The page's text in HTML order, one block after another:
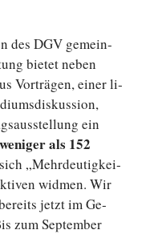
des DGV ge­mein­
bietet neben
Vor­trä­gen, einer li­
ein
als 152
„Mehr­deu­tig­kei­
widmen. Wir
jetzt im Ge­
zum Sep­tem­ber